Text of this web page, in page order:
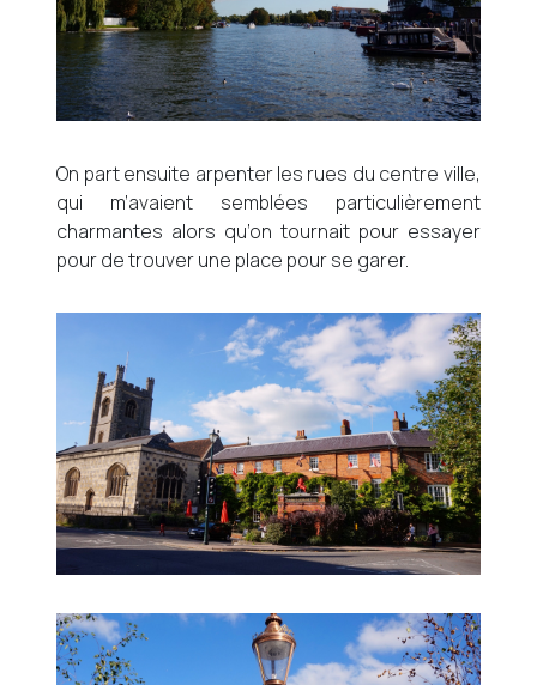
On part ensuite arpenter les rues du centre ville,
qui m’avaient semblées particulièrement
charmantes alors qu’on tournait pour essayer
pour de trouver une place pour se garer.